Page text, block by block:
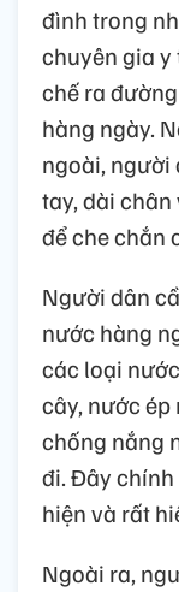
đình trong
chuyên gia
chế ra
hàng ngày.
ngoài, người
tay, dài
để che chắn
Người dân
nước hàng
các loại
cây, nước
chống nắng
đi. Đây
hiện và rất
Ngoài ra,